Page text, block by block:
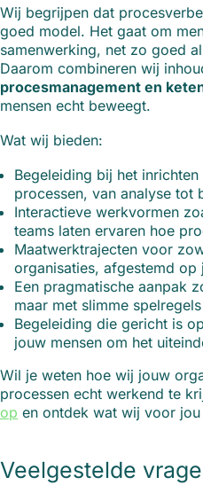
Wij begrijpen dat
goed model. Het gaat om
samenwerking, net zo goed
Daarom combineren wij
procesmanagement en
mensen echt beweegt.
Wat wij bieden:
Begeleiding bij het
processen, van analyse tot
Interactieve werkvormen
teams laten ervaren hoe
Maatwerktrajecten voor
organisaties, afgestemd
Een pragmatische aanpak
maar met slimme
Begeleiding die gericht is
jouw mensen om het
Wil je weten hoe wij jouw
processen echt werkend te
op en ontdek wat wij voor jou
Veelgestelde